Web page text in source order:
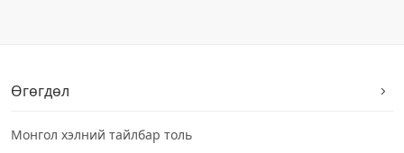
Өгөгдөл
Монгол хэлний тайлбар толь